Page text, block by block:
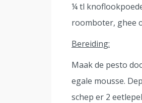
¼ tl
roomboter, ghee
Bereiding:
Maak de pesto
egale mousse.
schep er 2